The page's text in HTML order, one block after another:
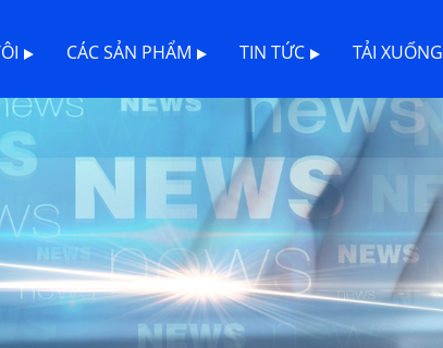
CÁC SẢN PHẨM TIN TỨC TẢI XUỐNG